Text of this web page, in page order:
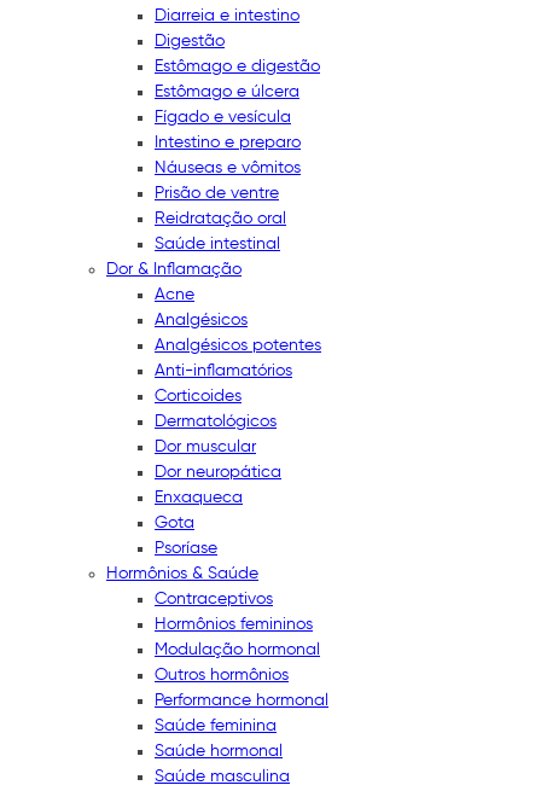
Diarreia e intestino
Digestão
Estômago e digestão
Estômago e úlcera
Fígado e vesícula
Intestino e preparo
Náuseas e vômitos
Prisão de ventre
Reidratação oral
Saúde intestinal
Dor & Inflamação
Acne
Analgésicos
Analgésicos potentes
Anti-inflamatórios
Corticoides
Dermatológicos
Dor muscular
Dor neuropática
Enxaqueca
Gota
Psoríase
Hormônios & Saúde
Contraceptivos
Hormônios femininos
Modulação hormonal
Outros hormônios
Performance hormonal
Saúde feminina
Saúde hormonal
Saúde masculina